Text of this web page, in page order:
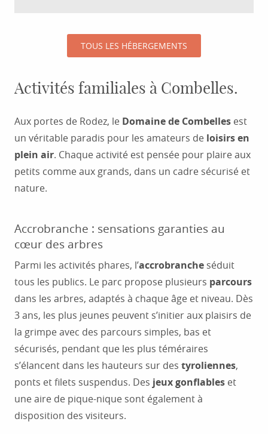
TOUS LES HÉBERGEMENTS
Activités familiales à Combelles.
Aux portes de Rodez, le Domaine de Combelles est
un véritable paradis pour les amateurs de loisirs en
plein air. Chaque activité est pensée pour plaire aux
petits comme aux grands, dans un cadre sécurisé et
nature.
Accrobranche : sensations garanties au
cœur des arbres
Parmi les activités phares, l’accrobranche séduit
tous les publics. Le parc propose plusieurs parcours
dans les arbres, adaptés à chaque âge et niveau. Dès
3 ans, les plus jeunes peuvent s’initier aux plaisirs de
la grimpe avec des parcours simples, bas et
sécurisés, pendant que les plus téméraires
s’élancent dans les hauteurs sur des tyroliennes,
ponts et filets suspendus. Des jeux gonflables et
une aire de pique-nique sont également à
disposition des visiteurs.